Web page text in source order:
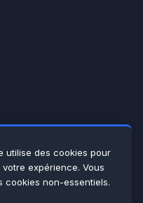
utilise des cookies pour
expérience. Vous
non-essentiels.